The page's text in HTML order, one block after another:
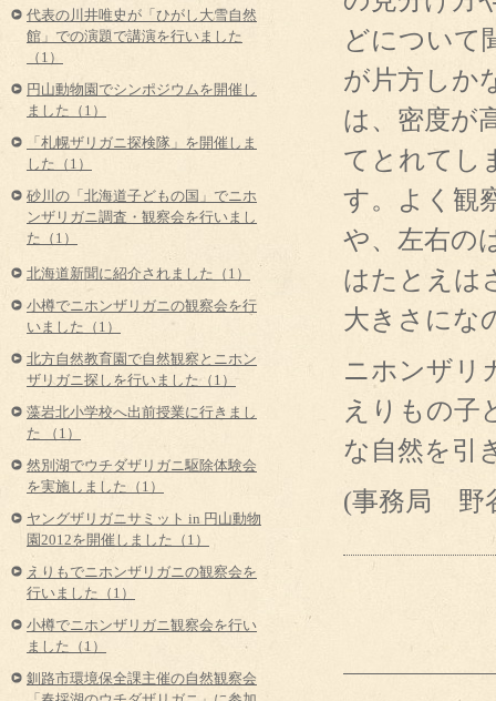
どについて
が片方しか
は、密度が
てとれてし
す。よく観
や、左右の
はたとえは
大きさにな
ニホンザリ
えりもの子
な自然を引
(事務局 野
代表の川井唯史が「ひがし大雪自然
館」での演題で講演を行いました
（1）
円山動物園でシンポジウムを開催し
ました（1）
「札幌ザリガニ探検隊」を開催しま
した（1）
砂川の「北海道子どもの国」でニホ
ンザリガニ調査・観察会を行いまし
た（1）
北海道新聞に紹介されました（1）
小樽でニホンザリガニの観察会を行
いました（1）
北方自然教育園で自然観察とニホン
ザリガニ探しを行いました（1）
藻岩北小学校へ出前授業に行きまし
た （1）
然別湖でウチダザリガニ駆除体験会
を実施しました（1）
ヤングザリガニサミット in 円山動物
園2012を開催しました（1）
えりもでニホンザリガニの観察会を
行いました（1）
小樽でニホンザリガニ観察会を行い
ました（1）
釧路市環境保全課主催の自然観察会